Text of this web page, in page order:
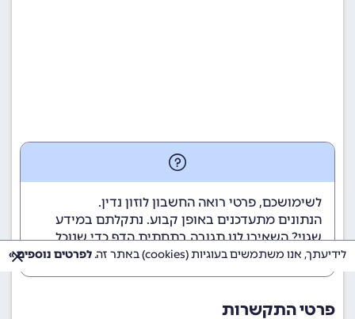
לשימושכם, פרטי רואה החשבון לוזון נדין.
הנתונים מתעדכנים באופן קבוע. נתקלתם במידע
שגוי? השאירו לנו תגובה בתחתית הדף כדי שנוכל
לטפל בבעיה בהקדם.
פרטי התקשרות
לידיעתך, אנו משתמשים בעוגיות (cookies) באתר זה. לפרטים נוספים »